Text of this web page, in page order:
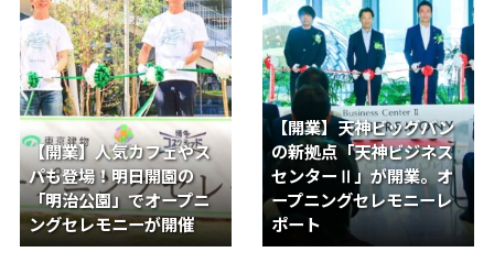
【開業】人気カフェやス
パも登場！明日開園の
「明治公園」でオープニ
ングセレモニーが開催
【開業】天神ビッグバン
の新拠点「天神ビジネス
センターⅡ」が開業。オ
ープニングセレモニーレ
ポート